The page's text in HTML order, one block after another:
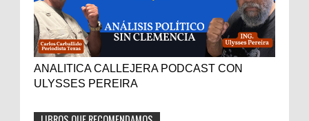
ANALITICA CALLEJERA PODCAST CON
ULYSSES PEREIRA